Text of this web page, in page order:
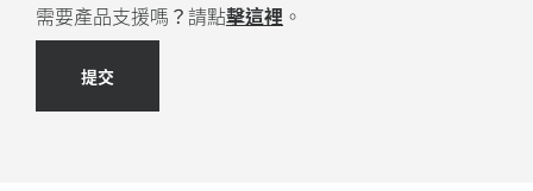
需要產品支援嗎？請點擊這裡 。
提交